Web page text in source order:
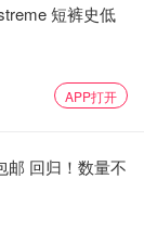
短裤史低
APP打开
邮 回归！数量不